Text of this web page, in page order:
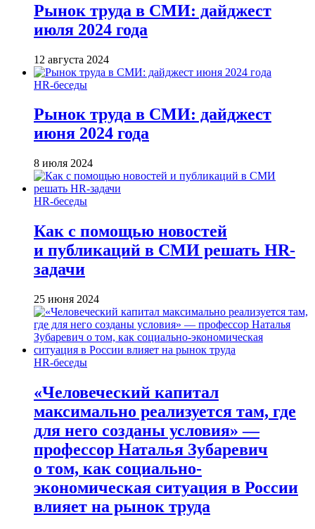
Рынок труда в СМИ: дайджест
июля 2024 года
12 августа 2024
HR-беседы
Рынок труда в СМИ: дайджест
июня 2024 года
8 июля 2024
HR-беседы
Как с помощью новостей
и публикаций в СМИ решать HR-
задачи
25 июня 2024
HR-беседы
«Человеческий капитал
максимально реализуется там, где
для него созданы условия» —
профессор Наталья Зубаревич
о том, как социально-
экономическая ситуация в России
влияет на рынок труда